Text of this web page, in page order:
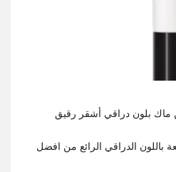
ماك بلون دراقي أشقر رقيق
باللون الدراقي الرائع من افضل